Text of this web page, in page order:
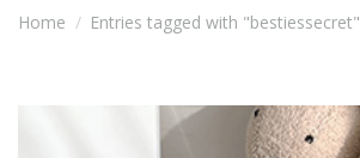
Home Entries tagged with "bestiessecret"